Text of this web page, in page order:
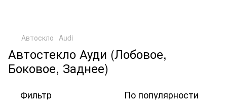
Автоскло Audi
Автостекло Ауди (Лобовое,
Боковое, Заднее)
Фильтр По популярности